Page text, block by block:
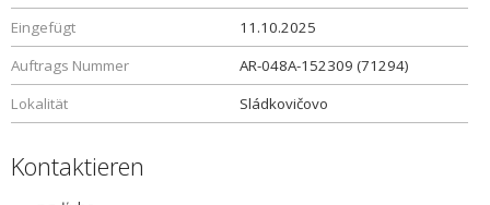
Eingefügt
11.10.2025
Auftrags Nummer
AR-048A-152309 (71294)
Lokalität
Sládkovičovo
Kontaktieren